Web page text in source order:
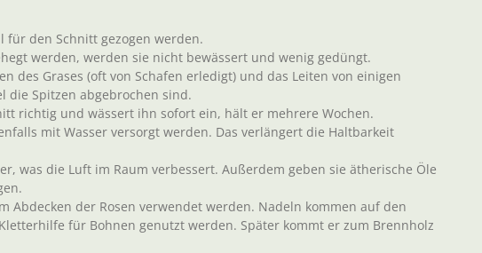
für den Schnitt gezogen werden.
werden, werden sie nicht bewässert und wenig gedüngt.
des Grases (oft von Schafen erledigt) und das Leiten von einigen
die Spitzen abgebrochen sind.
richtig und wässert ihn sofort ein, hält er mehrere Wochen.
mit Wasser versorgt werden. Das verlängert die Haltbarkeit
was die Luft im Raum verbessert. Außerdem geben sie ätherische Öle
Abdecken der Rosen verwendet werden. Nadeln kommen auf den
für Bohnen genutzt werden. Später kommt er zum Brennholz